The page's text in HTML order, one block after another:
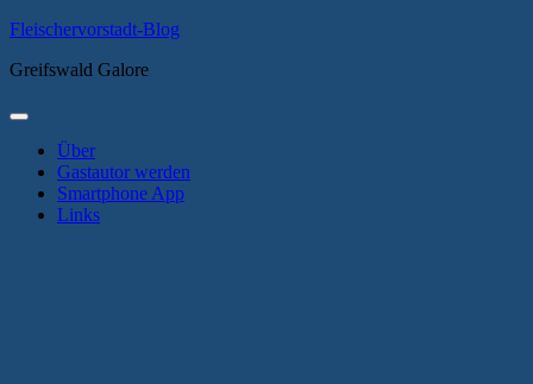
Zum
springen
Fleischervorstadt-Blog
Greifswald Galore
Primäres
Über
Gastautor werden
Smartphone App
Links